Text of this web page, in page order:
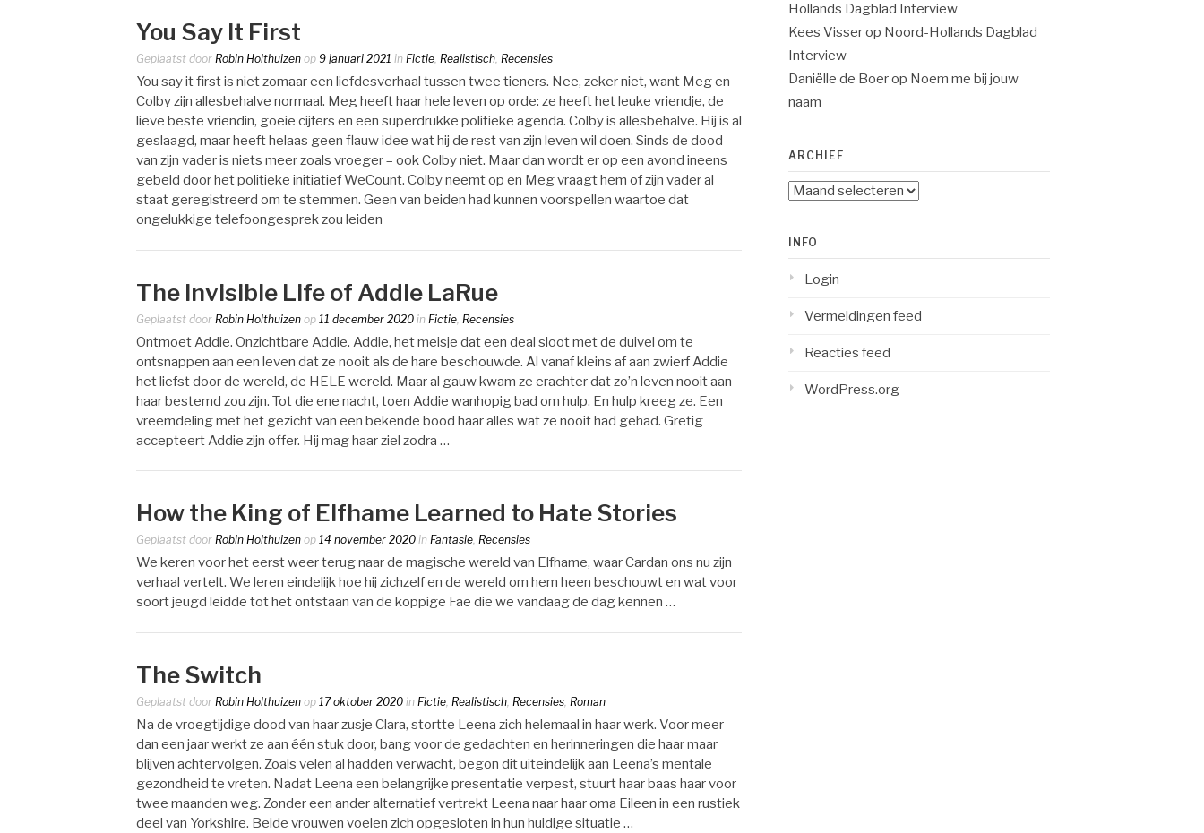
You Say It First
Geplaatst door Robin Holthuizen op 9 januari 2021 in Fictie, Realistisch, Recensies
You say it first is niet zomaar een liefdesverhaal tussen twee tieners. Nee, zeker niet, want Meg en
Colby zijn allesbehalve normaal. Meg heeft haar hele leven op orde: ze heeft het leuke vriendje, de
lieve beste vriendin, goeie cijfers en een superdrukke politieke agenda. Colby is allesbehalve. Hij is al
geslaagd, maar heeft helaas geen flauw idee wat hij de rest van zijn leven wil doen. Sinds de dood
van zijn vader is niets meer zoals vroeger – ook Colby niet. Maar dan wordt er op een avond ineens
gebeld door het politieke initiatief WeCount. Colby neemt op en Meg vraagt hem of zijn vader al
staat geregistreerd om te stemmen. Geen van beiden had kunnen voorspellen waartoe dat
ongelukkige telefoongesprek zou leiden
The Invisible Life of Addie LaRue
Geplaatst door Robin Holthuizen op 11 december 2020 in Fictie Recensies
Ontmoet Addie. Onzichtbare Addie. Addie, het meisje dat een deal sloot met de duivel om te
ontsnappen aan een leven dat ze nooit als de hare beschouwde. Al vanaf kleins af aan zwierf Addie
het liefst door de wereld, de HELE wereld. Maar al gauw kwam ze erachter dat zo’n leven nooit aan
haar bestemd zou zijn. Tot die ene nacht, toen Addie wanhopig bad om hulp. En hulp kreeg ze. Een
vreemdeling met het gezicht van een bekende bood haar alles wat ze nooit had gehad. Gretig
accepteert Addie zijn offer. Hij mag haar ziel zodra …
How the King of Elfhame Learned to Hate Stories
Geplaatst door Robin Holthuizen op 14 november 2020 in Fantasie, Recensies
We keren voor het eerst weer terug naar de magische wereld van Elfhame, waar Cardan ons nu zijn
verhaal vertelt. We leren eindelijk hoe hij zichzelf en de wereld om hem heen beschouwt en wat voor
soort jeugd leidde tot het ontstaan van de koppige Fae die we vandaag de dag kennen …
The Switch
Geplaatst door Robin Holthuizen op 17 oktober 2020 in Fictie Realistisch Recensies Roman
Na de vroegtijdige dood van haar zusje Clara, stortte Leena zich helemaal in haar werk. Voor meer
dan een jaar werkt ze aan één stuk door, bang voor de gedachten en herinneringen die haar maar
blijven achtervolgen. Zoals velen al hadden verwacht, begon dit uiteindelijk aan Leena’s mentale
gezondheid te vreten. Nadat Leena een belangrijke presentatie verpest, stuurt haar baas haar voor
twee maanden weg. Zonder een ander alternatief vertrekt Leena naar haar oma Eileen in een rustiek
deel van Yorkshire. Beide vrouwen voelen zich opgesloten in hun huidige situatie …
Hollands Dagblad Interview
Kees Visserop Noord-Hollands Dagblad
Interview
Daniëlle de Boerop Noem me bij jouw
naam
ARCHIEF
Archief
INFO
Login
Vermeldingen feed
Reacties feed
WordPress.org